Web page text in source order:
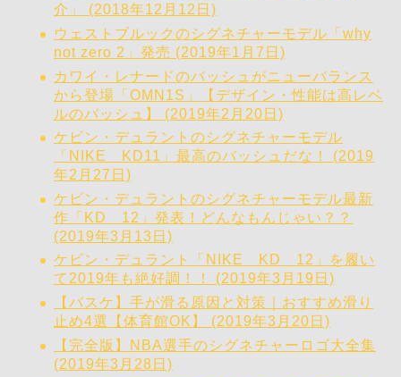
介」 (2018年12月12日)
ウェストブルックのシグネチャーモデル「why
not zero 2」発売 (2019年1月7日)
カワイ・レナードのバッシュがニューバランス
から登場「OMN1S」【デザイン・性能は高レベ
ルのバッシュ】 (2019年2月20日)
ケビン・デュラントのシグネチャーモデル
「NIKE KD11」最高のバッシュだな！ (2019
年2月27日)
ケビン・デュラントのシグネチャーモデル最新
作「KD 12」発表！どんなもんじゃい？？
(2019年3月13日)
ケビン・デュラント「NIKE KD 12」を履い
て2019年も絶好調！！ (2019年3月19日)
【バスケ】手が滑る原因と対策｜おすすめ滑り
止め4選【体育館OK】 (2019年3月20日)
【完全版】NBA選手のシグネチャーロゴ大全集
(2019年3月28日)